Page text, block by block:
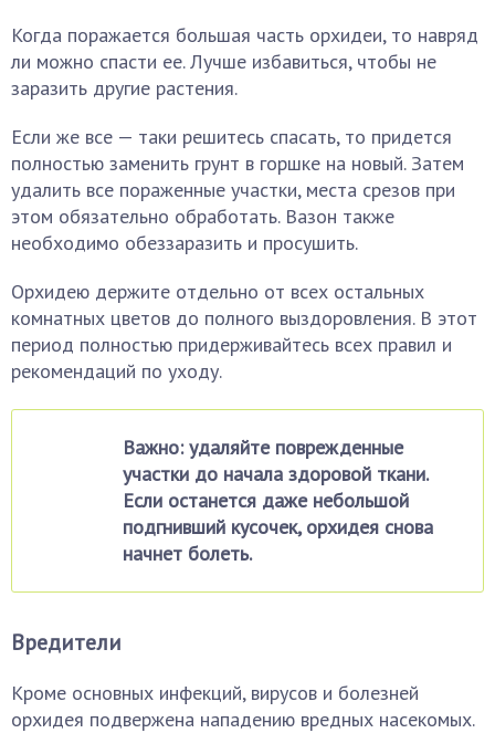
Когда поражается большая часть орхидеи, то навряд
ли можно спасти ее. Лучше избавиться, чтобы не
заразить другие растения.
Если же все — таки решитесь спасать, то придется
полностью заменить грунт в горшке на новый. Затем
удалить все пораженные участки, места срезов при
этом обязательно обработать. Вазон также
необходимо обеззаразить и просушить.
Орхидею держите отдельно от всех остальных
комнатных цветов до полного выздоровления. В этот
период полностью придерживайтесь всех правил и
рекомендаций по уходу.
Важно: удаляйте поврежденные
участки до начала здоровой ткани.
Если останется даже небольшой
подгнивший кусочек, орхидея снова
начнет болеть.
Вредители
Кроме основных инфекций, вирусов и болезней
орхидея подвержена нападению вредных насекомых.